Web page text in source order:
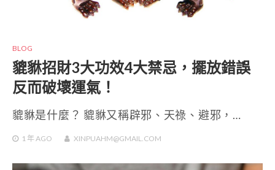
BLOG
貔貅招財3大功效4大禁忌，擺放錯誤
反而破壞運氣！
貔貅是什麼？ 貔貅又稱辟邪、天祿、避邪，…
1 年 AGO XINPUAHM@GMAIL.COM